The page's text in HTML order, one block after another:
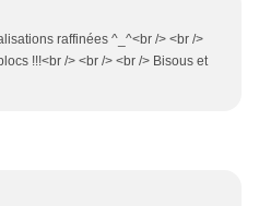
raffinées ^_^<br /> <br />
!!!<br /> <br /> <br /> Bisous et